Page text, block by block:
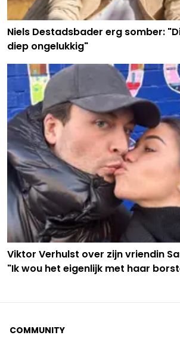
Niels Destadsbader erg somber:
diep ongelukkig"
Viktor Verhulst over zijn vriendin
"Ik wou het eigenlijk met haar
COMMUNITY